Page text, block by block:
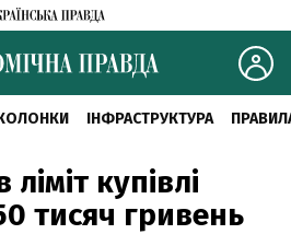
ІНФРАСТРУКТУРА
купівлі
тисяч гривень